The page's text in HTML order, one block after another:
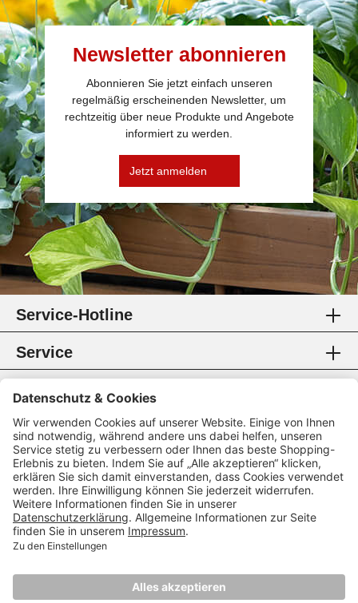
Newsletter abonnieren
Abonnieren Sie jetzt einfach unseren
regelmäßig erscheinenden Newsletter, um
rechtzeitig über neue Produkte und Angebote
informiert zu werden.
Jetzt anmelden
Service-Hotline
Service
Information
Rechtliches
Zahlungsmethoden
Zertifikate
Folgen Sie uns